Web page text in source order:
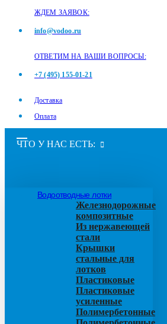
ЖДЕМ ЗАЯВОК:
info@vodoo.ru
ОТВЕТИМ НА ВАШИ ВОПРОСЫ:
+7 (495) 155-01-21
Доставка
Оплата
ЧТО У НАС ЕСТЬ:
Водоотводные лотки
Железнодорожные
композитные
Из нержавеющей
стали
Крышки
стальные для
лотков
Пластиковые
Пластиковые
усиленные
Полимербетонные